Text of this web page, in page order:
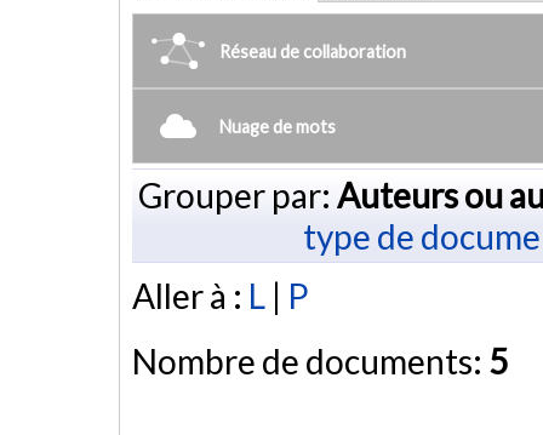
Réseau de collaboration
Nuage de mots
Grouper par: Auteurs ou
type de
Aller à : L | P
Nombre de documents: 5